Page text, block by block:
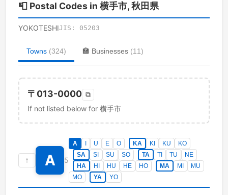
📮 Postal Codes in 横手市, 秋田県
YOKOTESHIJIS: 05203
Towns (324) 🏣 Businesses (11)
〒 013-0000 ⧉
If not listed below for 横手市
↑ A 5
A U E O KA KI KU
KO
SA
SI SU SO TA TI TU
NE
HA
HI HU HE HO MA MI
MU
MO
YA YO